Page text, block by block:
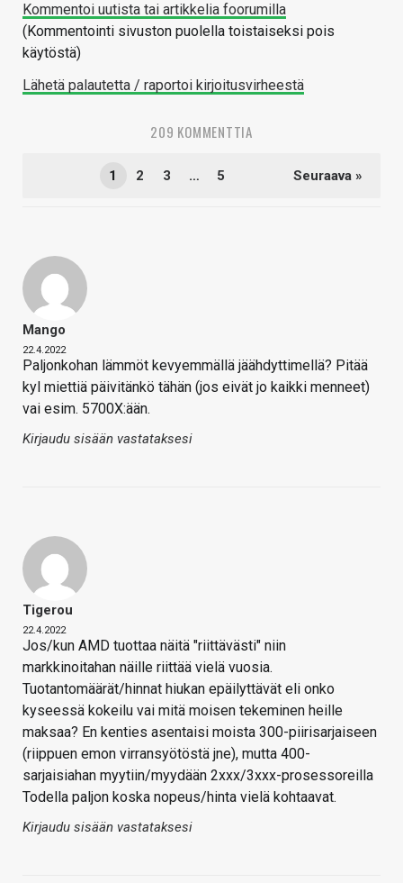
Kommentoi uutista tai artikkelia foorumilla
(Kommentointi sivuston puolella toistaiseksi pois
käytöstä)
Lähetä palautetta / raportoi kirjoitusvirheestä
209 KOMMENTTIA
1 2 3 … 5 Seuraava »
Mango
22.4.2022
Paljonkohan lämmöt kevyemmällä jäähdyttimellä? Pitää
kyl miettiä päivitänkö tähän (jos eivät jo kaikki menneet)
vai esim. 5700X:ään.
Kirjaudu sisään vastataksesi
Tigerou
22.4.2022
Jos/kun AMD tuottaa näitä "riittävästi" niin
markkinoitahan näille riittää vielä vuosia.
Tuotantomäärät/hinnat hiukan epäilyttävät eli onko
kyseessä kokeilu vai mitä moisen tekeminen heille
maksaa? En kenties asentaisi moista 300-piirisarjaiseen
(riippuen emon virransyötöstä jne), mutta 400-
sarjaisiahan myytiin/myydään 2xxx/3xxx-prosessoreilla
Todella paljon koska nopeus/hinta vielä kohtaavat.
Kirjaudu sisään vastataksesi